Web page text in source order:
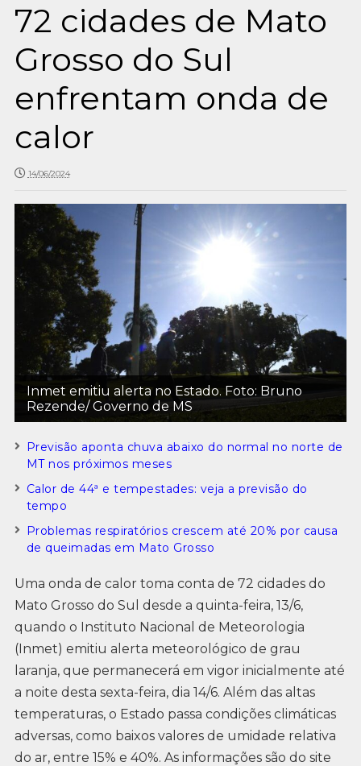
72 cidades de Mato
Grosso do Sul
enfrentam onda de
calor
14/06/2024
Inmet emitiu alerta no Estado. Foto: Bruno
Rezende/ Governo de MS
Previsão aponta chuva abaixo do normal no norte de
MT nos próximos meses
Calor de 44ª e tempestades: veja a previsão do
tempo
Problemas respiratórios crescem até 20% por causa
de queimadas em Mato Grosso
Uma onda de calor toma conta de 72 cidades do
Mato Grosso do Sul desde a quinta-feira, 13/6,
quando o Instituto Nacional de Meteorologia
(Inmet) emitiu alerta meteorológico de grau
laranja, que permanecerá em vigor inicialmente até
a noite desta sexta-feira, dia 14/6. Além das altas
temperaturas, o Estado passa condições climáticas
adversas, como baixos valores de umidade relativa
do ar, entre 15% e 40%. As informações são do site